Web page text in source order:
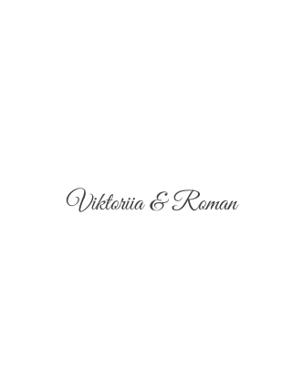
Viktoriia & Roman